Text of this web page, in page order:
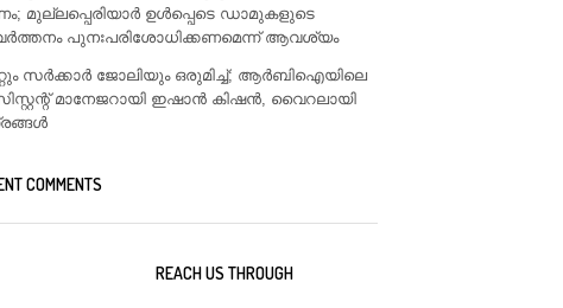
മുല്ലപ്പെരിയാർ ഉൾപ്പെടെ ഡാമുകളുടെ
പുനഃപരിശോധിക്കണമെന്ന് ആവശ്യം
സർക്കാർ ജോലിയും ഒരുമിച്ച്; ആർബിഐയിലെ
മാനേജറായി ഇഷാൻ കിഷൻ, വൈറലായി
COMMENTS
REACH US THROUGH